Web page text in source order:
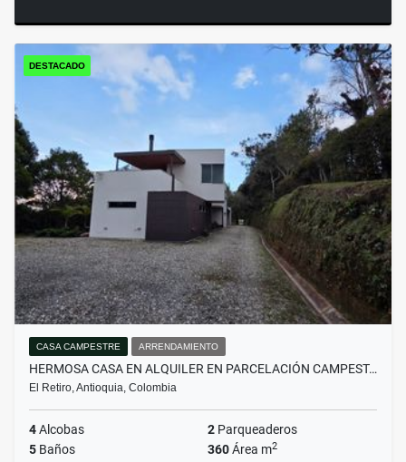
DESTACADO
CASA CAMPESTRE ARRENDAMIENTO
HERMOSA CASA EN ALQUILER EN PARCELACIÓN CAMPEST…
El Retiro, Antioquia, Colombia
4Alcobas 2 Parqueaderos
5 Baños 360Área m2